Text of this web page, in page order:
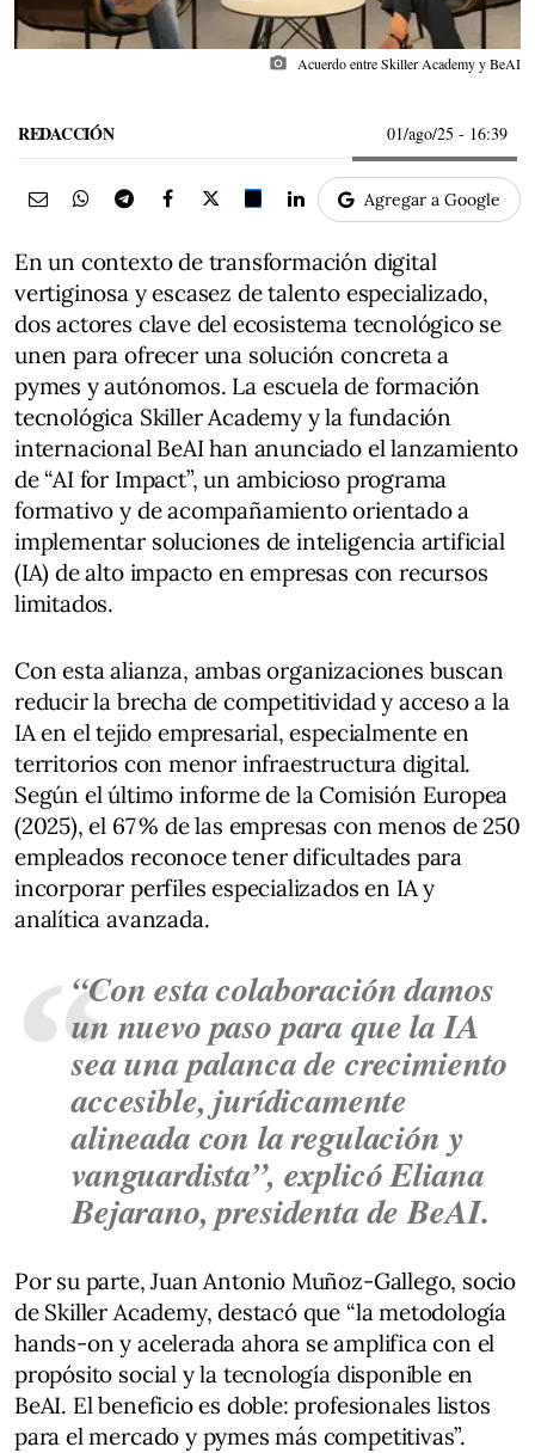
photo_camera Acuerdo entre Skiller Academy y BeAI
REDACCIÓN 01/ago/25 - 16:39
Agregar a Google
En un contexto de transformación digital
vertiginosa y escasez de talento especializado,
dos actores clave del ecosistema tecnológico se
unen para ofrecer una solución concreta a
pymes y autónomos. La escuela de formación
tecnológica Skiller Academy y la fundación
internacional BeAI han anunciado el lanzamiento
de “AI for Impact”, un ambicioso programa
formativo y de acompañamiento orientado a
implementar soluciones de inteligencia artificial
(IA) de alto impacto en empresas con recursos
limitados.
Con esta alianza, ambas organizaciones buscan
reducir la brecha de competitividad y acceso a la
IA en el tejido empresarial, especialmente en
territorios con menor infraestructura digital.
Según el último informe de la Comisión Europea
(2025), el 67 % de las empresas con menos de 250
empleados reconoce tener dificultades para
incorporar perfiles especializados en IA y
analítica avanzada.
“Con esta colaboración damos
un nuevo paso para que la IA
sea una palanca de crecimiento
accesible, jurídicamente
alineada con la regulación y
vanguardista”, explicó Eliana
Bejarano, presidenta de BeAI.
Por su parte, Juan Antonio Muñoz-Gallego, socio
de Skiller Academy, destacó que “la metodología
hands-on y acelerada ahora se amplifica con el
propósito social y la tecnología disponible en
BeAI. El beneficio es doble: profesionales listos
para el mercado y pymes más competitivas”.